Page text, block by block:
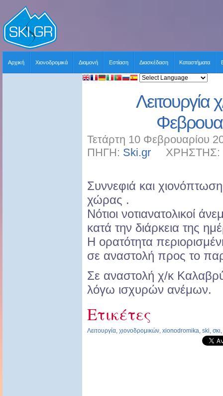
Αρχική Χιονοδρομικά Διαμονή Εστίαση Διασκέδαση Καταστήματα
Λειτουργία
Τετάρτη 10 Φεβρουαρίου
ΠΗΓΗ: Ski.gr ΧΡΗΣΤΗΣ:
Συννεφιά και
χώρας .
Νότιοι νοτιανατολικοί
κατά την διάρκεια της
Η ορατότητα
σε αναστολή προς το
Σε αναστολή χ/κ
λόγω ισχυρών ανέμων.
Ετικέτες
Λειτουργία, χιονοδρομικών, xionodromika, ski, σκι,